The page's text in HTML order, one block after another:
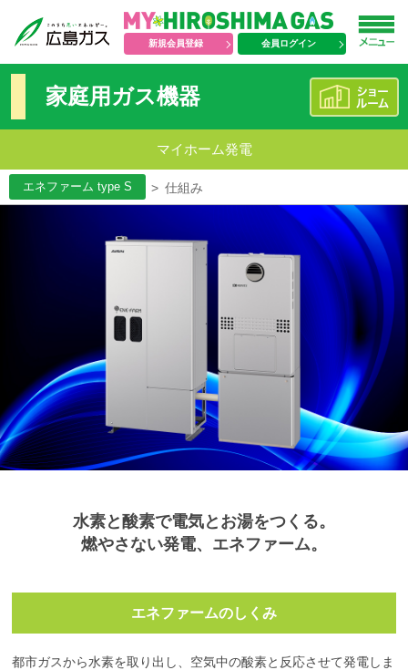
新規会員登録 会員ログイン
家庭用ガス機器
マイホーム発電
エネファーム type S > 仕組み
水素と酸素で電気とお湯をつくる。
燃やさない発電、エネファーム。
エネファームのしくみ
都市ガスから水素を取り出し、空気中の酸素と反応させて発電しま